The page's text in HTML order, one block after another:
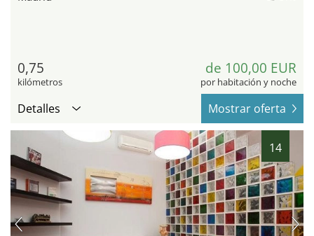
0,75
kilómetros
de 100,00 EUR
por habitación y noche
Detalles Mostrar oferta
14